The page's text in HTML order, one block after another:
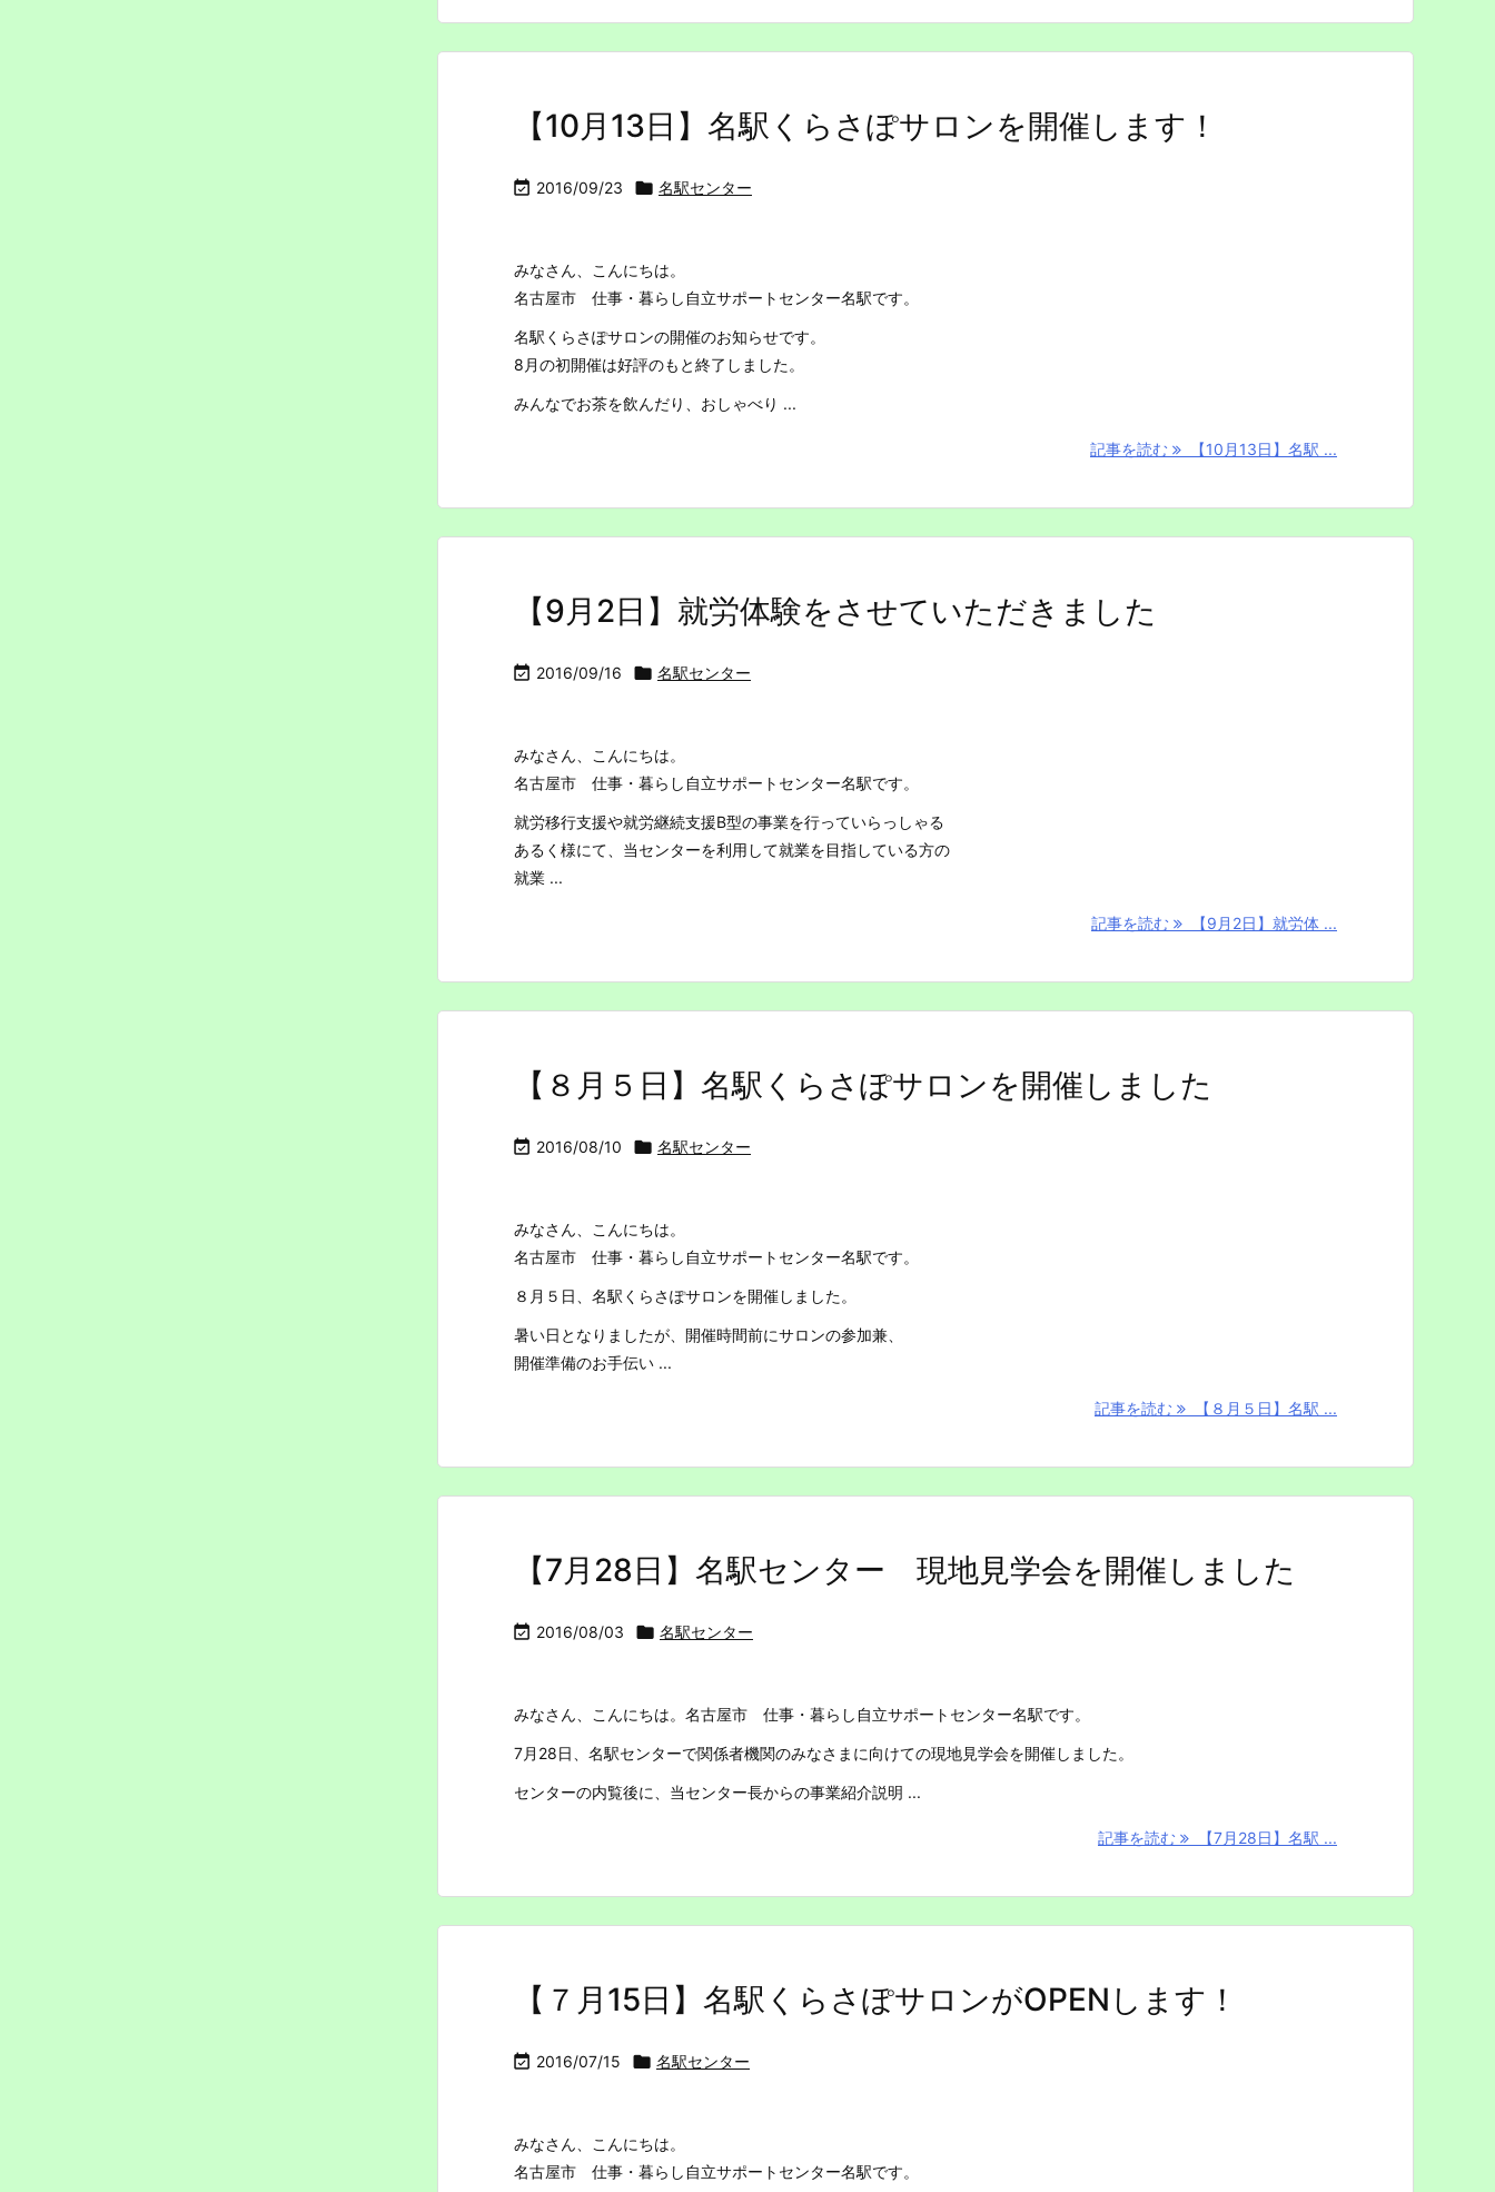
【10月13日】名駅くらさぽサロンを開催します！
 2016/09/23  名駅センター
みなさん、こんにちは。
名古屋市 仕事・暮らし自立サポートセンター名駅です。
名駅くらさぽサロンの開催のお知らせです。
8月の初開催は好評のもと終了しました。
みんなでお茶を飲んだり、おしゃべり ...
記事を読む 【10月13日】名駅 ...
【9月2日】就労体験をさせていただきました
 2016/09/16  名駅センター
みなさん、こんにちは。
名古屋市 仕事・暮らし自立サポートセンター名駅です。
就労移行支援や就労継続支援B型の事業を行っていらっしゃる
あるく様にて、当センターを利用して就業を目指している方の
就業 ...
記事を読む 【9月2日】就労体 ...
【８月５日】名駅くらさぽサロンを開催しました
 2016/08/10  名駅センター
みなさん、こんにちは。
名古屋市 仕事・暮らし自立サポートセンター名駅です。
８月５日、名駅くらさぽサロンを開催しました。
暑い日となりましたが、開催時間前にサロンの参加兼、
開催準備のお手伝い ...
記事を読む 【８月５日】名駅 ...
【7月28日】名駅センター 現地見学会を開催しました
 2016/08/03  名駅センター
みなさん、こんにちは。名古屋市 仕事・暮らし自立サポートセンター名駅です。
7月28日、名駅センターで関係者機関のみなさまに向けての現地見学会を開催しました。
センターの内覧後に、当センター長からの事業紹介説明 ...
記事を読む 【7月28日】名駅 ...
【７月15日】名駅くらさぽサロンがOPENします！
 2016/07/15  名駅センター
みなさん、こんにちは。
名古屋市 仕事・暮らし自立サポートセンター名駅です。